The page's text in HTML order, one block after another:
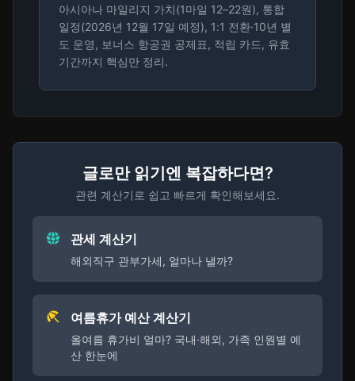
아시아나 마일리지 가치(1마일 12–22원), 통합
일정(2026년 12월 17일 예정), 1:1 전환·10년 별
도 운영, 보너스 항공권 공제표, 적립 카드, 유효
기간까지 핵심만 정리.
글로만 읽기엔 복잡하다면?
관련 계산기로 쉽고 빠르게 확인해보세요.
관세 계산기
해외직구 관부가세, 얼마나 낼까?
여름휴가 예산 계산기
올여름 휴가비 얼마? 국내·해외, 가족 인원별 예
산 한눈에